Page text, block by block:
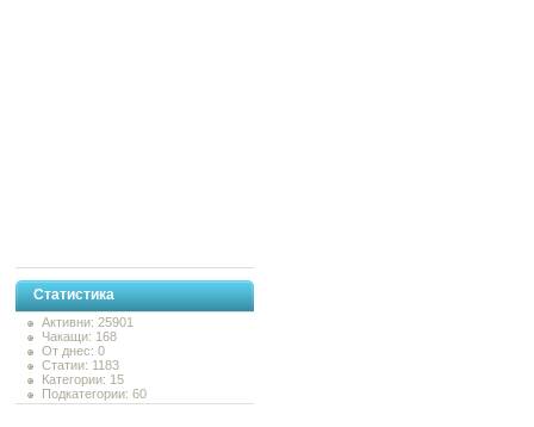
Статистика
Активни: 25901
Чакащи: 168
От днес: 0
Статии: 1183
Категории: 15
Подкатегории: 60